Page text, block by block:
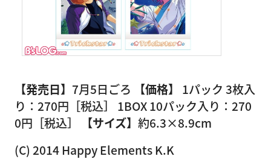
【発売日】 7月5日ごろ 【価格】
1パック 3枚入
り：270円［税込］ 1BOX 10パック入り：270
0円［税込］
【サイズ】 約6.3×8.9cm
(C) 2014 Happy Elements K.K